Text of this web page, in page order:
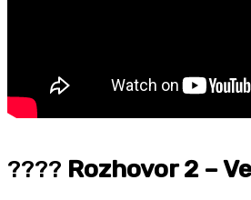
???? Rozhovor 2 –